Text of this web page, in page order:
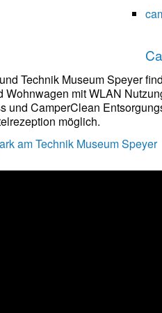
Technik Museum Speyer
Wohnwagen mit WLAN
und CamperClean
möglich.
am Technik Museum Speyer